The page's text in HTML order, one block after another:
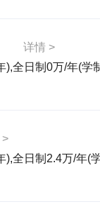
详情 >
),全日制0万/年(学
>
),全日制2.4万/年(